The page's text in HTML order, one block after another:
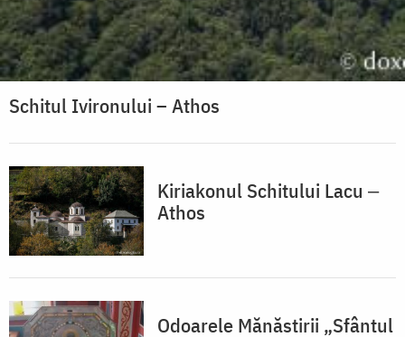
Schitul Ivironului – Athos
Kiriakonul Schitului Lacu ‒
Athos
Odoarele Mănăstirii „Sfântul